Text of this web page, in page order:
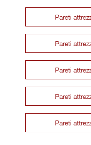
Pareti
Pareti
Pareti
Pareti
Pareti